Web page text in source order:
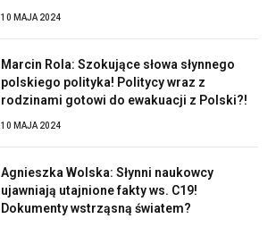
10 MAJA 2024
Marcin Rola: Szokujące słowa słynnego
polskiego polityka! Politycy wraz z
rodzinami gotowi do ewakuacji z Polski?!
10 MAJA 2024
Agnieszka Wolska: Słynni naukowcy
ujawniają utajnione fakty ws. C19!
Dokumenty wstrząsną światem?